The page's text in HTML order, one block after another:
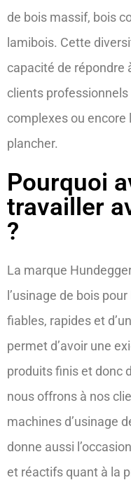
de bois massif, bois
lamibois. Cette
capacité de répondre
clients
complexes ou encore
plancher.
Pourquoi
travailler
?
La marque
l’usinage de bois
fiables, rapides et
permet d’avoir une
produits finis et donc
nous offrons à nos
machines d’usinage
donne aussi
et réactifs quant à la